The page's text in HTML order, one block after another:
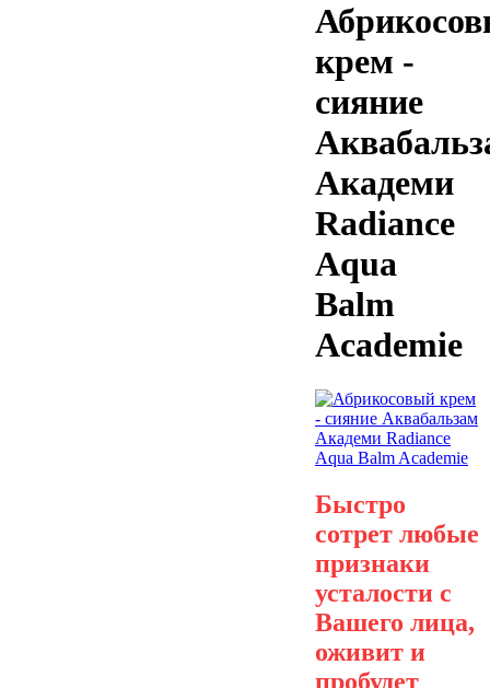
крем -
сияние
Академи
Radiance
Aqua
Balm
Academie
Быстро
сотрет любые
признаки
усталости с
Вашего лица,
оживит и
пробудет